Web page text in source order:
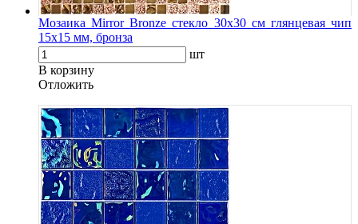
Мозаика Mirror Bronze стекло 30х30 см глянцевая чип
15х15 мм, бронза
шт
В корзину
Oтложить